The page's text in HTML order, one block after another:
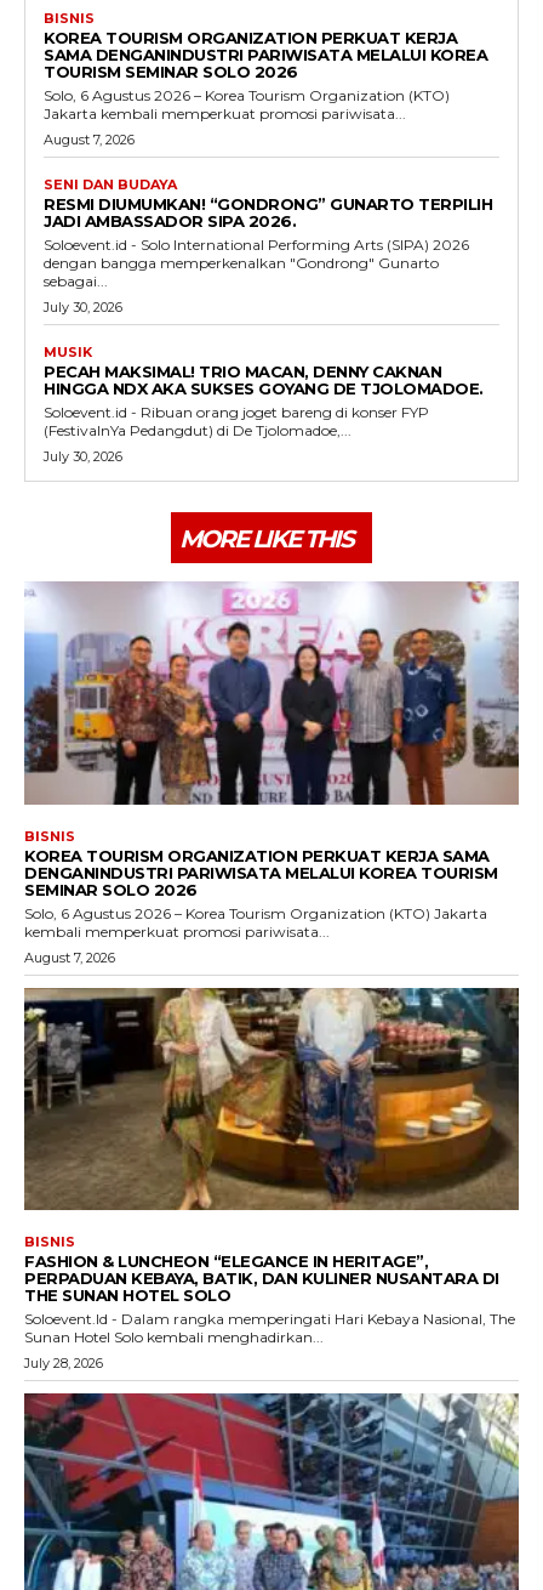
BISNIS
KOREA TOURISM ORGANIZATION PERKUAT KERJA
SAMA DENGANINDUSTRI PARIWISATA MELALUI KOREA
TOURISM SEMINAR SOLO 2026
Solo, 6 Agustus 2026 – Korea Tourism Organization (KTO)
Jakarta kembali memperkuat promosi pariwisata...
August 7, 2026
SENI DAN BUDAYA
RESMI DIUMUMKAN! “GONDRONG” GUNARTO TERPILIH
JADI AMBASSADOR SIPA 2026.
Soloevent.id - Solo International Performing Arts (SIPA) 2026
dengan bangga memperkenalkan "Gondrong" Gunarto
sebagai...
July 30, 2026
MUSIK
PECAH MAKSIMAL! TRIO MACAN, DENNY CAKNAN
HINGGA NDX AKA SUKSES GOYANG DE TJOLOMADOE.
Soloevent.id - Ribuan orang joget bareng di konser FYP
(FestivalnYa Pedangdut) di De Tjolomadoe,...
July 30, 2026
MORE LIKE THIS
BISNIS
KOREA TOURISM ORGANIZATION PERKUAT KERJA SAMA
DENGANINDUSTRI PARIWISATA MELALUI KOREA TOURISM
SEMINAR SOLO 2026
Solo, 6 Agustus 2026 – Korea Tourism Organization (KTO) Jakarta
kembali memperkuat promosi pariwisata...
August 7, 2026
BISNIS
FASHION & LUNCHEON “ELEGANCE IN HERITAGE”,
PERPADUAN KEBAYA, BATIK, DAN KULINER NUSANTARA DI
THE SUNAN HOTEL SOLO
Soloevent.Id - Dalam rangka memperingati Hari Kebaya Nasional, The
Sunan Hotel Solo kembali menghadirkan...
July 28, 2026